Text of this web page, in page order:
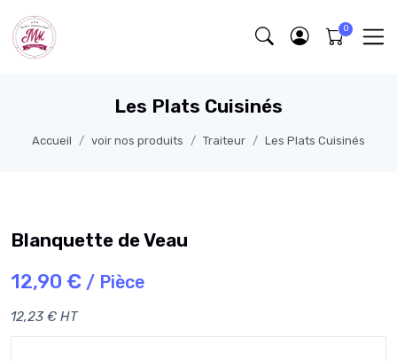
Les Plats Cuisinés
Accueil voir nos produits Traiteur Les Plats Cuisinés
Blanquette de Veau
12,90 € / Pièce
12,23 € HT